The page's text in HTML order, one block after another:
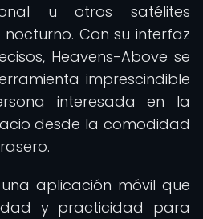
u otros satélites
Con su interfaz
Heavens-Above se
imprescindible
interesada en la
desde la comodidad
aplicación móvil que
y practicidad para